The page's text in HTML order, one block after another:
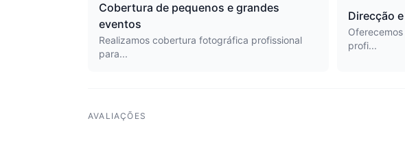
Cobertura de pequenos e grandes
eventos
Realizamos cobertura fotográfica profissional
para...
Direcção
profi...
AVALIAÇÕES